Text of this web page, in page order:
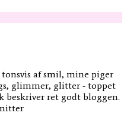
af smil, mine piger
glimmer, glitter - toppet
beskriver ret godt bloggen.